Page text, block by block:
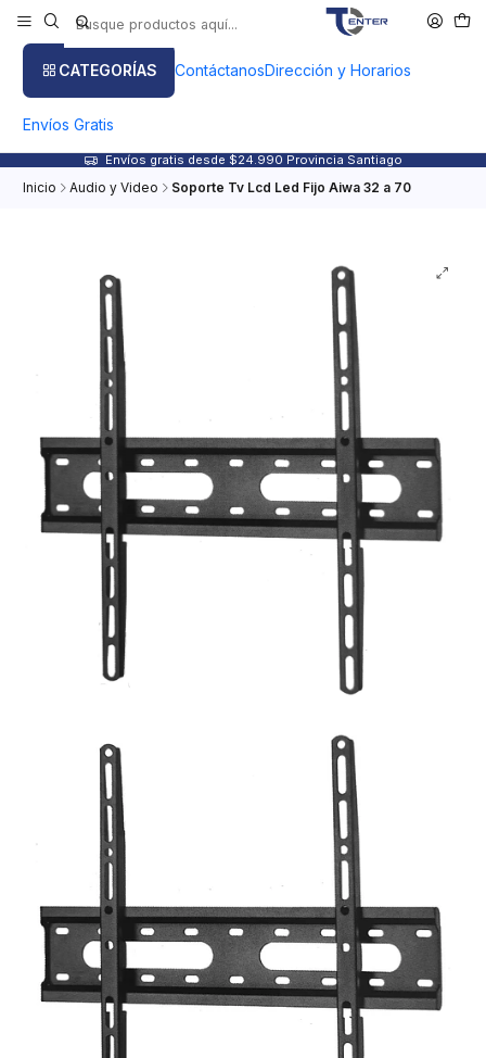
CATEGORÍAS ContáctanosDirección y Horarios
Envíos Gratis
Envíos gratis desde $24.990 Provincia Santiago
Inicio Audio y Video Soporte Tv Lcd Led Fijo Aiwa 32 a 70